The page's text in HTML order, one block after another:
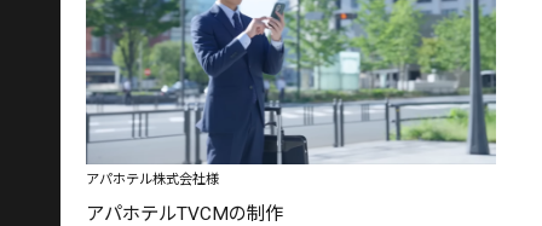
アパホテル株式会社様
アパホテルTVCMの制作